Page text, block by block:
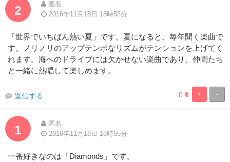
2
匿名
2016年11月18日 18時55分
「世界でいちばん熱い夏」です。夏になると、毎年聞く楽曲で
す。ノリノリのアップテンポなリズムがテンションを上げてく
れます。海へのドライブには欠かせない楽曲であり、仲間たち
と一緒に熱唱して楽しめます。
-
+
0%100%
0
返信する
1
匿名
2016年11月18日 18時55分
一番好きなのは「Diamonds」です。